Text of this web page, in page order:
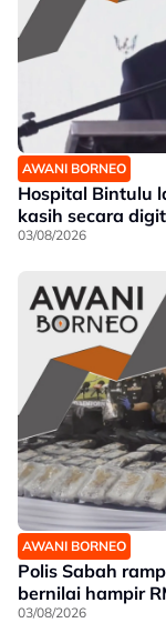
AWANI BORNEO
Hospital Bintulu
kasih secara
03/08/2026
AWANI BORNEO
Polis Sabah
bernilai hampir
03/08/2026